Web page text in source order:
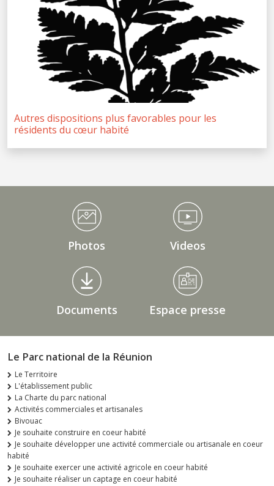
Autres dispositions plus favorables pour les
résidents du cœur habité
Médiathèque Footer
Photos Videos
Documents Espace presse
Le Parc national de la Réunion
Le Territoire
L'établissement public
La Charte du parc national
Activités commerciales et artisanales
Bivouac
Je souhaite construire en coeur habité
Je souhaite développer une activité commerciale ou artisanale en coeur
habité
Je souhaite exercer une activité agricole en coeur habité
Je souhaite réaliser un captage en coeur habité